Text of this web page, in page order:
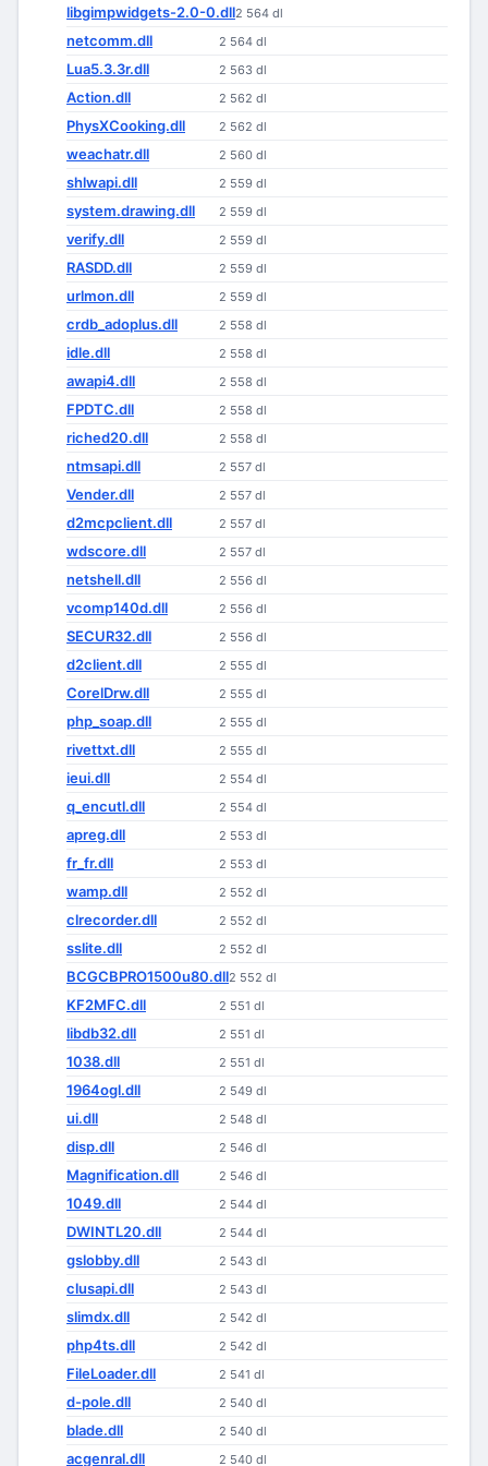
libgimpwidgets-2.0-0.dll2 564 dl
netcomm.dll 2 564 dl
Lua5.3.3r.dll 2 563 dl
Action.dll 2 562 dl
PhysXCooking.dll 2 562 dl
weachatr.dll 2 560 dl
shlwapi.dll 2 559 dl
system.drawing.dll 2 559 dl
verify.dll 2 559 dl
RASDD.dll 2 559 dl
urlmon.dll 2 559 dl
crdb_adoplus.dll 2 558 dl
idle.dll 2 558 dl
awapi4.dll 2 558 dl
FPDTC.dll 2 558 dl
riched20.dll 2 558 dl
ntmsapi.dll 2 557 dl
Vender.dll 2 557 dl
d2mcpclient.dll 2 557 dl
wdscore.dll 2 557 dl
netshell.dll 2 556 dl
vcomp140d.dll 2 556 dl
SECUR32.dll 2 556 dl
d2client.dll 2 555 dl
CorelDrw.dll 2 555 dl
php_soap.dll 2 555 dl
rivettxt.dll 2 555 dl
ieui.dll 2 554 dl
q_encutl.dll 2 554 dl
apreg.dll 2 553 dl
fr_fr.dll 2 553 dl
wamp.dll 2 552 dl
clrecorder.dll 2 552 dl
sslite.dll 2 552 dl
BCGCBPRO1500u80.dll2 552 dl
KF2MFC.dll 2 551 dl
libdb32.dll 2 551 dl
1038.dll 2 551 dl
1964ogl.dll 2 549 dl
ui.dll 2 548 dl
disp.dll 2 546 dl
Magnification.dll 2 546 dl
1049.dll 2 544 dl
DWINTL20.dll 2 544 dl
gslobby.dll 2 543 dl
clusapi.dll 2 543 dl
slimdx.dll 2 542 dl
php4ts.dll 2 542 dl
FileLoader.dll 2 541 dl
d-pole.dll 2 540 dl
blade.dll 2 540 dl
acgenral.dll 2 540 dl